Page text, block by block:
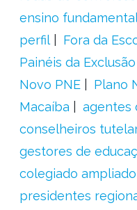
ensino
perfil
Fora da
Painéis da
Novo PNE
Plano
Macaíba
agentes
conselheiros
gestores de
colegiado ampliado
presidentes